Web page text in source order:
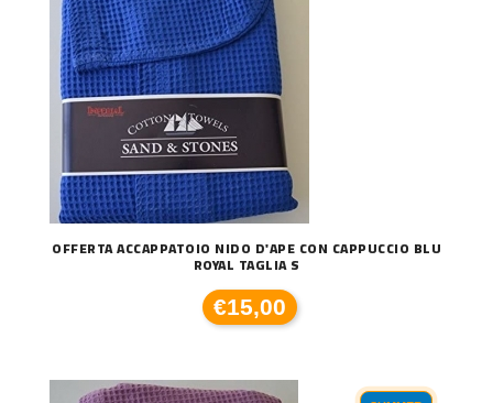
OFFERTA ACCAPPATOIO NIDO D'APE CON CAPPUCCIO BLU
ROYAL TAGLIA S
€15,00